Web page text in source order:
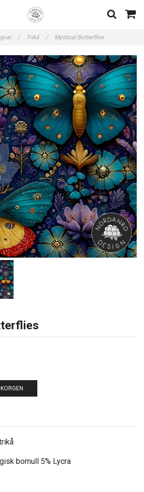
/ Trikå / Mystical Butterflies
bomull 5% Lycra